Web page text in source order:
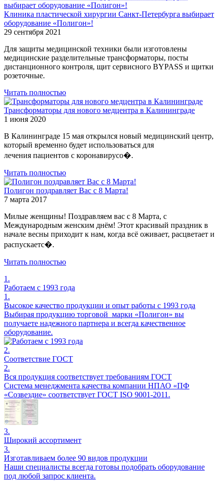
Клиника пластической хирургии Санкт-Петербурга выбирает
оборудование «Полигон»!
29 сентября 2021
Для защиты медицинской техники были изготовлены
медицинские разделительные трансформаторы, посты
дистанционного контроля, щит сервисного BYPASS и щитки
розеточные.
Читать полностью
Трансформаторы для нового медцентра в Калининграде
1 июня 2020
В Калининграде 15 мая открылся новый медицинский центр,
который временно будет использоваться для
лечения пациентов с коронавирусо�.
Читать полностью
Полигон поздравляет Вас с 8 Марта!
7 марта 2017
Милые женщины! Поздравляем вас с 8 Марта, с
Международным женским днём! Этот красивый праздник в
начале весны приходит к нам, когда всё оживает, расцветает и
распускаетс�.
Читать полностью
1.
Работаем с 1993 года
1.
Высокое качество продукции и опыт работы с 1993 года
Выбирая продукцию торговой марки «Полигон» вы
получаете надежного партнера и всегда качественное
оборудование.
2.
Соответствие ГОСТ
2.
Вся продукция соответствует требованиям ГОСТ
Система менеджмента качества компании НПАО «ПФ
«Созвездие» соответствует ГОСТ ISO 9001-2011.
3.
Широкий ассортимент
3.
Изготавливаем более 90 видов продукции
Наши специалисты всегда готовы подобрать оборудование
под любой запрос клиента.